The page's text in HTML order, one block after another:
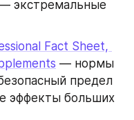
экстремальные
Fact Sheet,
— нормы
предел
эффекты больших